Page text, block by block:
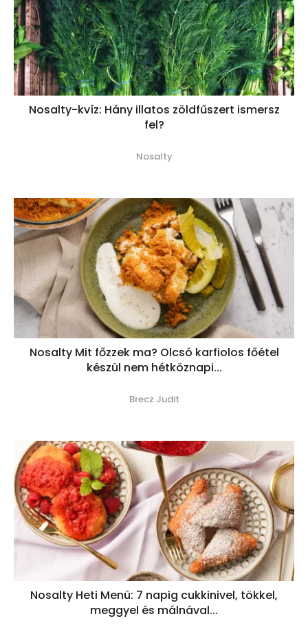
Nosalty-kvíz: Hány illatos zöldfűszert ismersz
fel?
Nosalty
Nosalty Mit főzzek ma? Olcsó karfiolos főétel
készül nem hétköznapi...
Brecz Judit
Nosalty Heti Menü: 7 napig cukkinivel, tökkel,
meggyel és málnával...